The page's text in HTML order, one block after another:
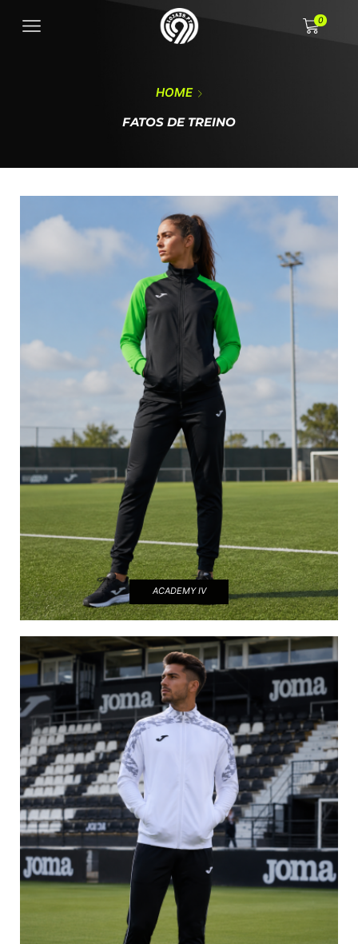
0
HOME
FATOS DE TREINO
ACADEMY IV